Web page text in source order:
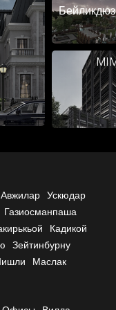
Авжилар Ускюдар
Газиосманпаша
Кадикой
Зейтинбурну
Маслак